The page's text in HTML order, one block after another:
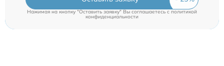
Нажимая на кнопку "Оставить заявку" Вы соглашаетесь cполитикой
конфиденциальности